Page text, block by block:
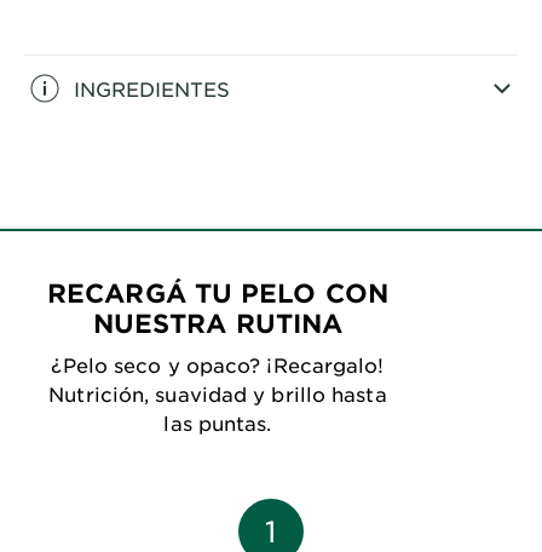
INGREDIENTES
RECARGÁ TU PELO CON
NUESTRA RUTINA
¿Pelo seco y opaco? ¡Recargalo!
Nutrición, suavidad y brillo hasta
las puntas.